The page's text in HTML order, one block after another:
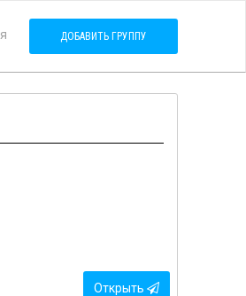
ДОБАВИТЬ ГРУППУ
Открыть